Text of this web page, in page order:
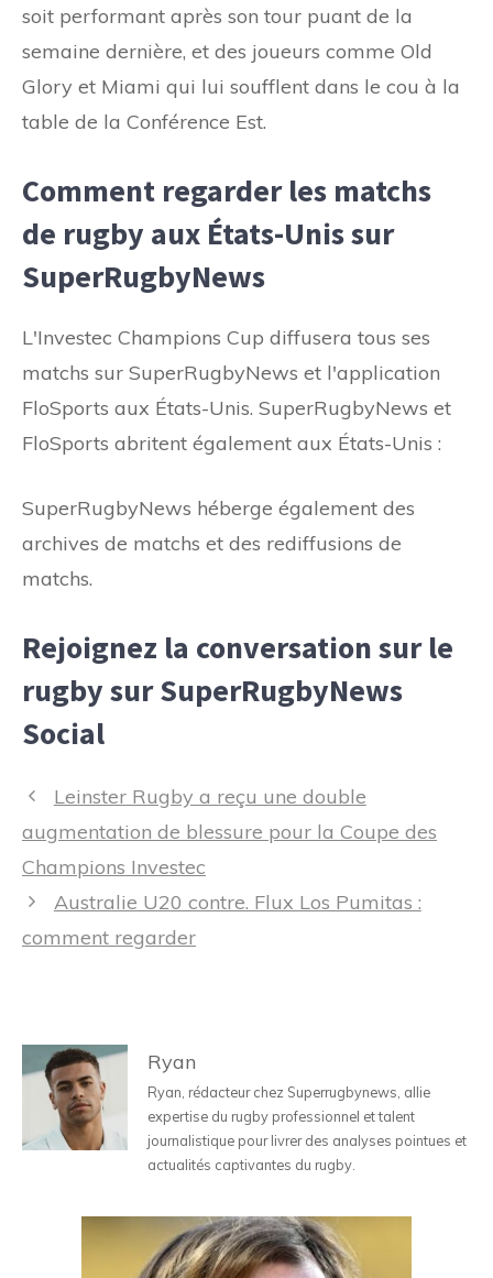
soit performant après son tour puant de la
semaine dernière, et des joueurs comme Old
Glory et Miami qui lui soufflent dans le cou à la
table de la Conférence Est.
Comment regarder les matchs
de rugby aux États-Unis sur
SuperRugbyNews
L'Investec Champions Cup diffusera tous ses
matchs sur SuperRugbyNews et l'application
FloSports aux États-Unis. SuperRugbyNews et
FloSports abritent également aux États-Unis :
SuperRugbyNews héberge également des
archives de matchs et des rediffusions de
matchs.
Rejoignez la conversation sur le
rugby sur SuperRugbyNews
Social
Navigation
des
Leinster Rugby a reçu une double
augmentation de blessure pour la Coupe des
Champions Investec
Australie U20 contre. Flux Los Pumitas :
comment regarder
Ryan
Ryan, rédacteur chez Superrugbynews, allie
expertise du rugby professionnel et talent
journalistique pour livrer des analyses pointues et
actualités captivantes du rugby.